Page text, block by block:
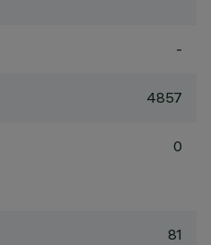
-
4857
0
81